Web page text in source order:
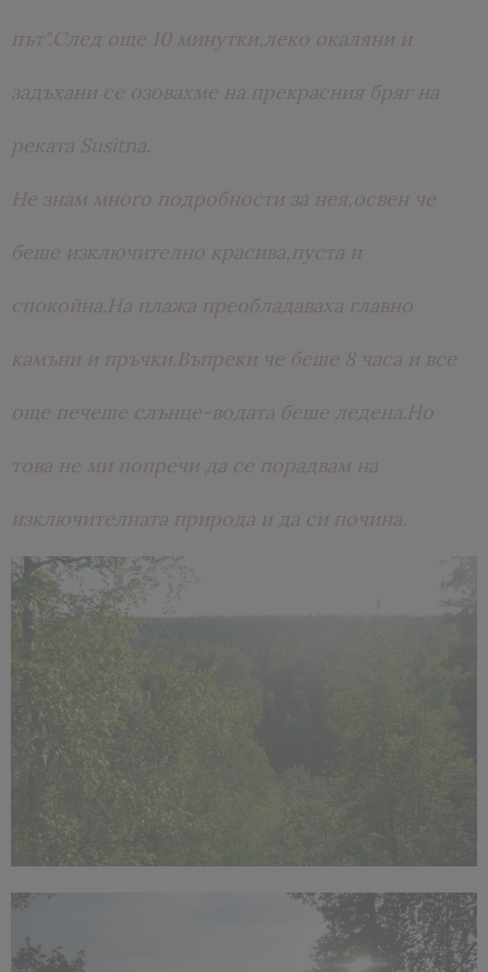
път".След още 10 минутки,леко окаляни и
задъхани се озовахме на прекрасния бряг на
реката Susitna.
Не знам много подробности за нея,освен че
беше изключително красива,пуста и
спокойна.На плажа преобладаваха главно
камъни и пръчки.Въпреки че беше 8 часа и все
още печеше слънце-водата беше ледена.Но
това не ми попречи да се порадвам на
изключителната природа и да си почина.